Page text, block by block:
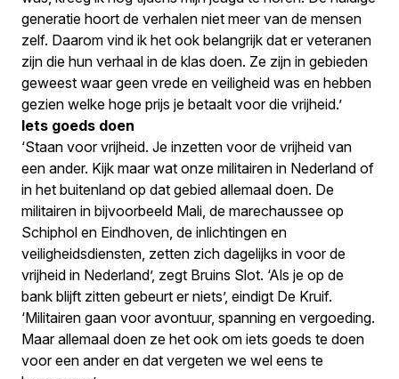
generatie hoort de verhalen niet meer van de mensen
zelf. Daarom vind ik het ook belangrijk dat er veteranen
zijn die hun verhaal in de klas doen. Ze zijn in gebieden
geweest waar geen vrede en veiligheid was en hebben
gezien welke hoge prijs je betaalt voor die vrijheid.’
Iets goeds doen
‘Staan voor vrijheid. Je inzetten voor de vrijheid van
een ander. Kijk maar wat onze militairen in Nederland of
in het buitenland op dat gebied allemaal doen. De
militairen in bijvoorbeeld Mali, de marechaussee op
Schiphol en Eindhoven, de inlichtingen en
veiligheidsdiensten, zetten zich dagelijks in voor de
vrijheid in Nederland’, zegt Bruins Slot. ‘Als je op de
bank blijft zitten gebeurt er niets’, eindigt De Kruif.
‘Militairen gaan voor avontuur, spanning en vergoeding.
Maar allemaal doen ze het ook om iets goeds te doen
voor een ander en dat vergeten we wel eens te